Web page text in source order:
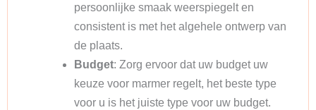
persoonlijke smaak weerspiegelt en
consistent is met het algehele ontwerp van
de plaats.
Budget: Zorg ervoor dat uw budget uw
keuze voor marmer regelt, het beste type
voor u is het juiste type voor uw budget.